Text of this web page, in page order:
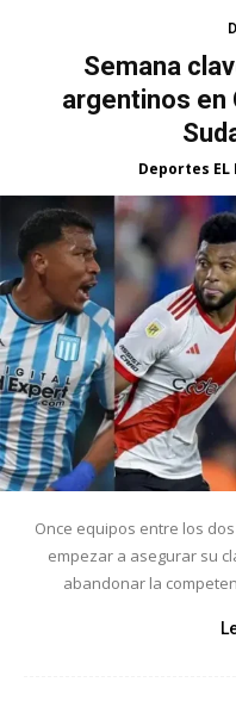
Semana
argentinos en
Deportes EL
Once equipos entre los
empezar a asegurar su
abandonar la